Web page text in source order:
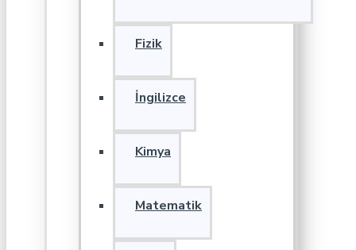
Fizik
İngilizce
Kimya
Matematik